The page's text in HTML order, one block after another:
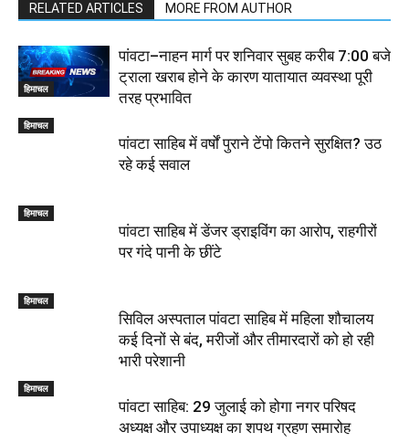
RELATED ARTICLES MORE FROM AUTHOR
हिमाचल
पांवटा–नाहन मार्ग पर शनिवार सुबह करीब 7:00 बजे
ट्राला खराब होने के कारण यातायात व्यवस्था पूरी
तरह प्रभावित
हिमाचल
पांवटा साहिब में वर्षों पुराने टेंपो कितने सुरक्षित? उठ
रहे कई सवाल
हिमाचल
पांवटा साहिब में डेंजर ड्राइविंग का आरोप, राहगीरों
पर गंदे पानी के छींटे
हिमाचल
सिविल अस्पताल पांवटा साहिब में महिला शौचालय
कई दिनों से बंद, मरीजों और तीमारदारों को हो रही
भारी परेशानी
हिमाचल
पांवटा साहिब: 29 जुलाई को होगा नगर परिषद
अध्यक्ष और उपाध्यक्ष का शपथ ग्रहण समारोह